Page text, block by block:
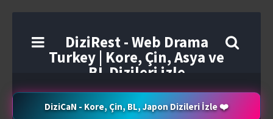
DiziRest - Web Drama
Turkey | Kore, Çin, Asya ve
BL Dizileri izle
DiziCaN - Kore, Çin, BL, Japon Dizileri İzle ❤️